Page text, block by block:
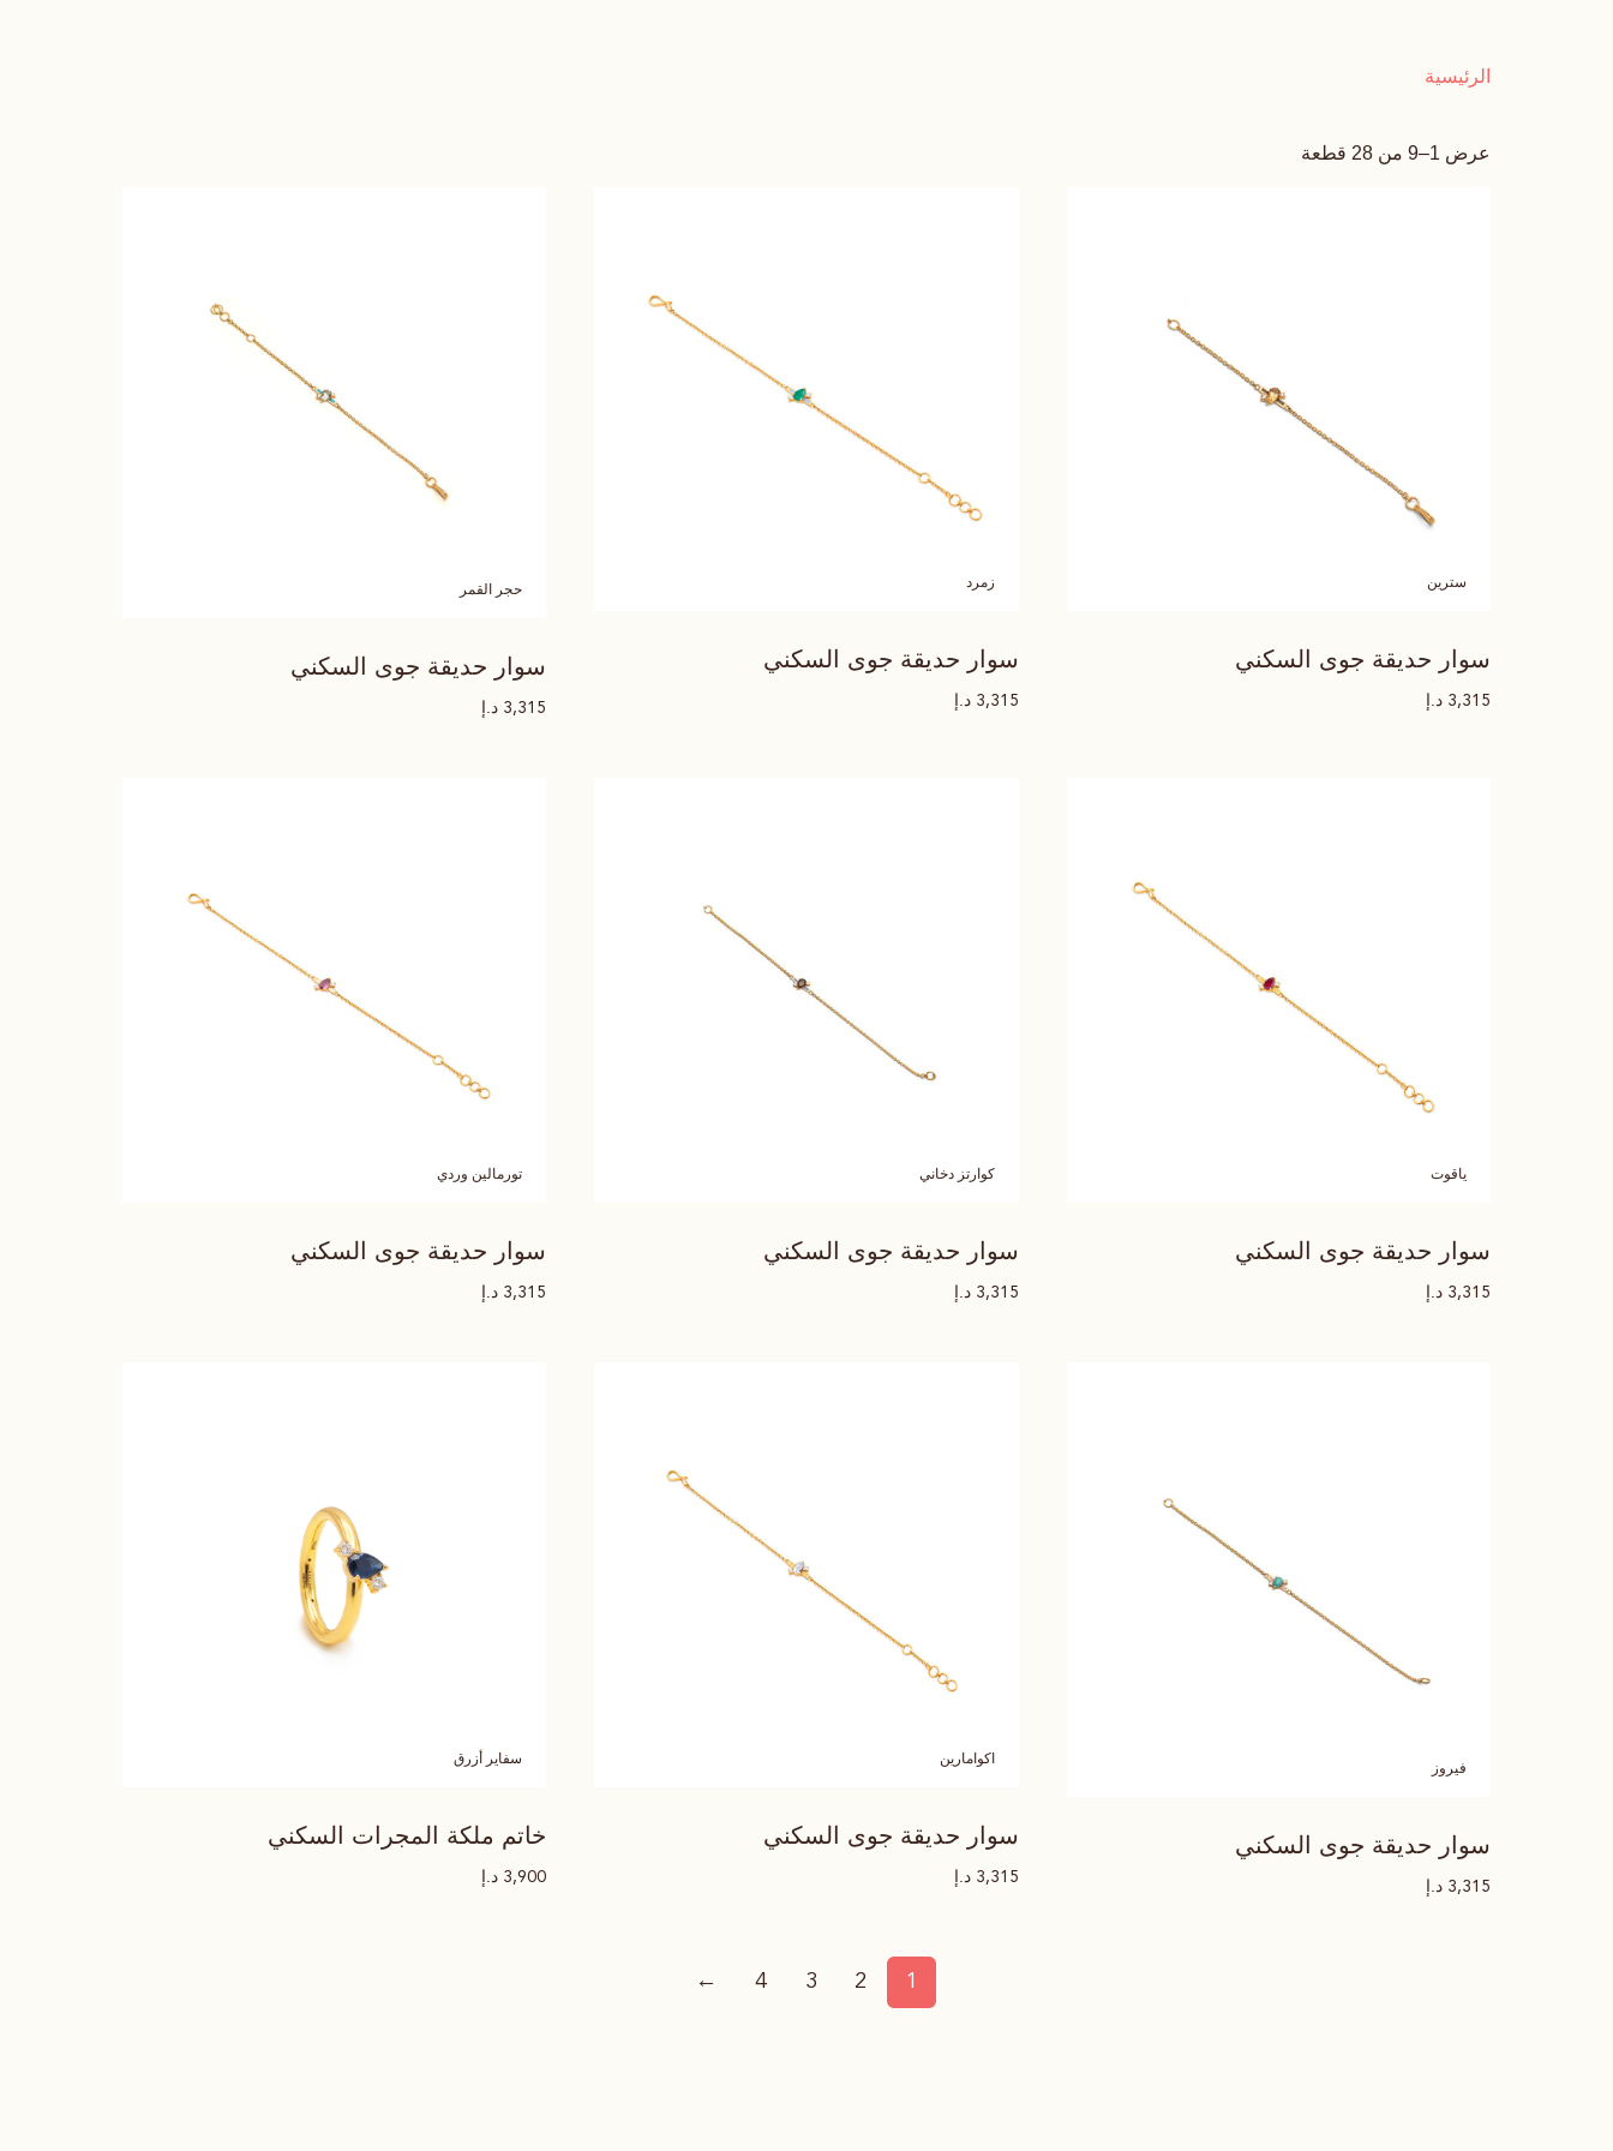
الرئيسية
عرض 1–9 من 28 قطعة
سترين
سوار حديقة جوى السكني
3,315 د.إ
زمرد
سوار حديقة جوى السكني
3,315 د.إ
حجر القمر
سوار حديقة جوى السكني
3,315 د.إ
ياقوت
سوار حديقة جوى السكني
3,315 د.إ
كوارتز دخاني
سوار حديقة جوى السكني
3,315 د.إ
تورمالين وردي
سوار حديقة جوى السكني
3,315 د.إ
فيروز
سوار حديقة جوى السكني
3,315 د.إ
اكوامارين
سوار حديقة جوى السكني
3,315 د.إ
سفاير أزرق
خاتم ملكة المجرات السكني
3,900 د.إ
1
2
3
4
←